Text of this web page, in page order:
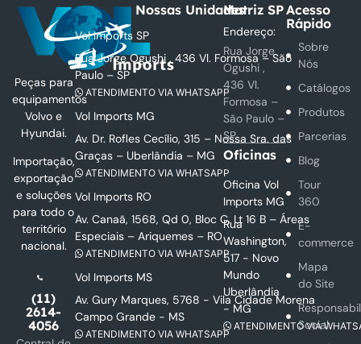
Peças para
equipamentos
Volvo e
Hyundai.
Importação,
exportação
e soluções
para todo o
território
nacional.
(11)
2614-
4056
Nossas Unidades
Vol Imports SP
Rua Jorge Ogushi , 436 Vl. Formosa – São
Paulo – SP
ATENDIMENTO VIA WHATSAPP
Vol Imports MG
Av. Dr. Rofles Cecílio, 315 – Nossa Sra. das
Graças – Uberlândia – MG
ATENDIMENTO VIA WHATSAPP
Vol Imports RO
Av. Canaã, 1568, Qd 0, Bloc C, Lt 16 B – Áreas
Especiais – Ariquemes – RO
ATENDIMENTO VIA WHATSAPP
Vol Imports MS
Av. Gury Marques, 5768 - Vila Cidade Morena
Campo Grande - MS
ATENDIMENTO VIA WHATSAPP
Matriz SP
Endereço:
Rua Jorge
Ogushi ,
436 Vl.
Formosa –
São Paulo –
SP
Oficinas
Oficina Vol
Imports MG
Rua
Washington,
517 - Novo
Mundo
Uberlândia
- MG
ATENDIMENTO VIA
Acesso
Rápido
Sobre
Nós
Catálogos
Produtos
Parcerias
Blog
Tour
360
E-
commerce
Mapa
do Site
Social